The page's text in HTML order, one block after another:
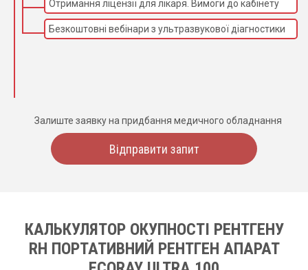
Отримання ліцензії для лікаря. Вимоги до кабінету
Безкоштовні вебінари з ультразвукової діагностики
Залиште заявку на придбання медичного обладнання
Відправити запит
КАЛЬКУЛЯТОР ОКУПНОСТІ РЕНТГЕНУ
RH ПОРТАТИВНИЙ РЕНТГЕН АПАРАТ